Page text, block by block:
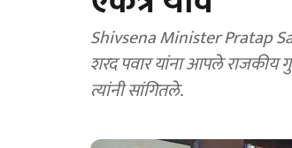
Shivsena Minister Pratap Sarnaik Statement : शिवसेनेचे
शरद पवार यांना आपले राजकीय
त्यांनी सांगितले.